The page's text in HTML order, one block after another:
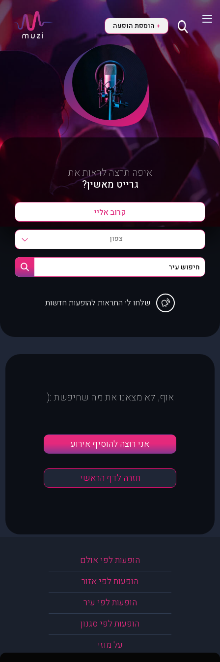
+ הוספת הופעה
איפה תרצה לראות את
גרייט מאשין?
צפון
שלחו לי התראות להופעות חדשות
אוף, לא מצאנו את מה שחיפשת :(
אני רוצה להוסיף אירוע
חזרה לדף הראשי
הופעות לפי אולם
הופעות לפי אזור
הופעות לפי עיר
הופעות לפי סגנון
על מוזי